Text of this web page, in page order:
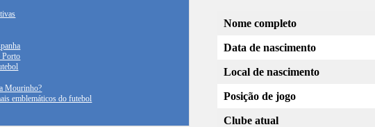
Porto
Mourinho?
emblemáticos do futebol
Nome completo
Data de nascimento
Local de nascimento
Posição de jogo
Clube atual